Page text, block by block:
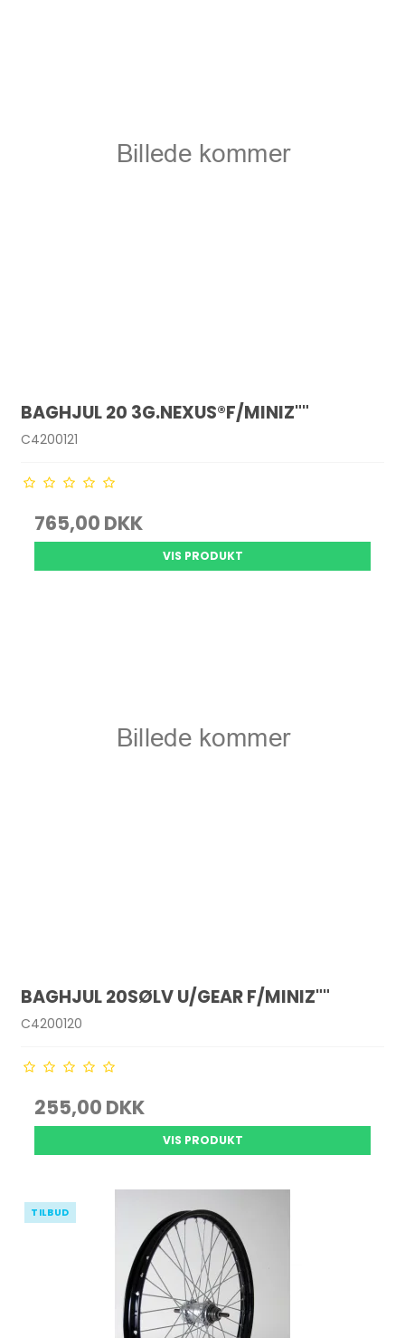
BAGHJUL 20 3G.NEXUS®F/MINIZ""
C4200121
765,00 DKK
VIS PRODUKT
BAGHJUL 20SØLV U/GEAR F/MINIZ""
C4200120
255,00 DKK
VIS PRODUKT
TILBUD